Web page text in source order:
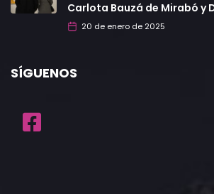
Carlota Bauzá de Mirabó y
20 de enero de 2025
SÍGUENOS